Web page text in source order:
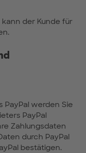
der Kunde für
PayPal werden Sie
PayPal
Zahlungsdaten
durch PayPal
bestätigen.